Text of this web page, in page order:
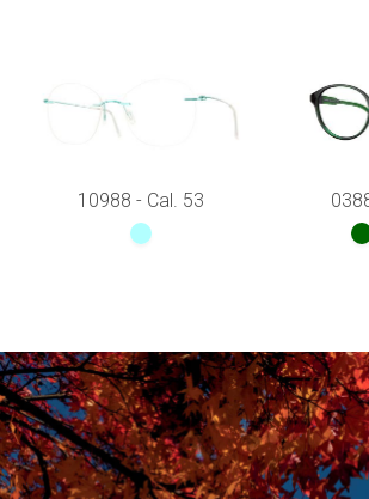
10988 - Cal. 53